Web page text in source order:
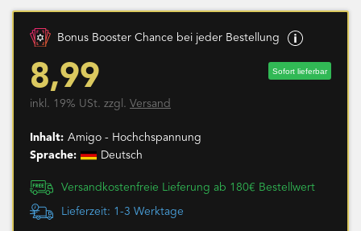
Bonus Booster Chance bei jeder Bestellung
8,99 Sofort lieferbar
inkl. 19% USt. zzgl. Versand
Inhalt: Amigo - Hochchspannung
Sprache:
Deutsch
Versandkostenfreie Lieferung ab 180€ Bestellwert
Lieferzeit: 1-3 Werktage